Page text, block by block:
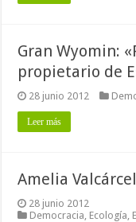
Gran Wyomin:
propietario de
28 junio 2012
Leer más
Amelia
28 junio 2012
Democracia Ecología